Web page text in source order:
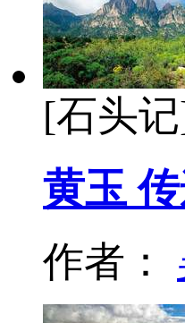
[石头
黄玉
作者：